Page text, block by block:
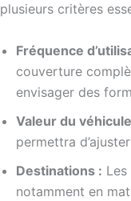
plusieurs critères
Fréquence
couverture
envisager des
Valeur du
permettra
Destinations :
notamment en